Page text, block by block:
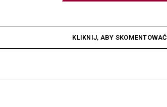
KLIKNIJ, ABY SKOMENTOWAĆ